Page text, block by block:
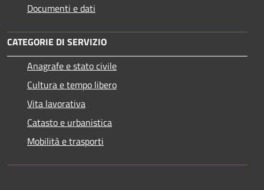
Documenti e dati
CATEGORIE DI SERVIZIO
Anagrafe e stato civile
Cultura e tempo libero
Vita lavorativa
Catasto e urbanistica
Mobilità e trasporti